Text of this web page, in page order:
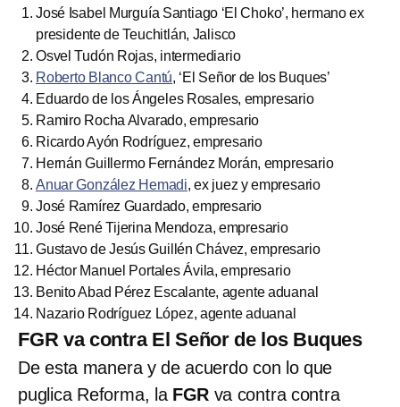
José Isabel Murguía Santiago ‘El Choko’, hermano ex
presidente de Teuchitlán, Jalisco
Osvel Tudón Rojas, intermediario
Roberto Blanco Cantú, ‘El Señor de los Buques’
Eduardo de los Ángeles Rosales, empresario
Ramiro Rocha Alvarado, empresario
Ricardo Ayón Rodríguez, empresario
Hernán Guillermo Fernández Morán, empresario
Anuar González Hemadi, ex juez y empresario
José Ramírez Guardado, empresario
José René Tijerina Mendoza, empresario
Gustavo de Jesús Guillén Chávez, empresario
Héctor Manuel Portales Ávila, empresario
Benito Abad Pérez Escalante, agente aduanal
Nazario Rodríguez López, agente aduanal
FGR va contra El Señor de los Buques
De esta manera y de acuerdo con lo que
puglica Reforma, la FGR va contra contra